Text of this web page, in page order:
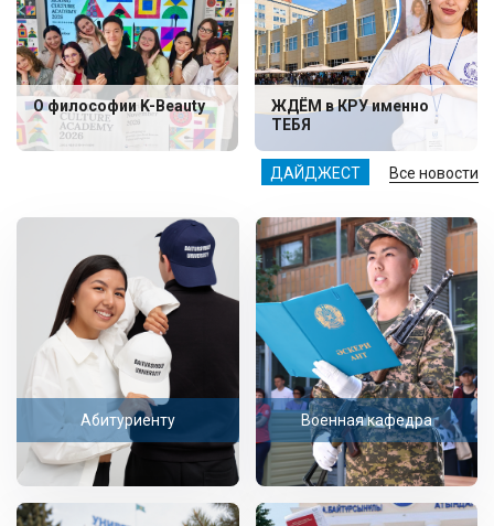
ДАЙДЖЕСТ Все новости
О философии K-Beauty
ЖДЁМ в КРУ именно
ТЕБЯ
Абитуриенту Военная кафедра